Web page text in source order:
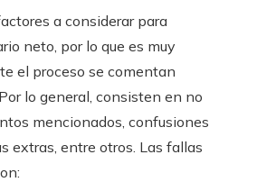
a considerar para
neto, por lo que es muy
el proceso se comentan
lo general, consisten en no
mencionados, confusiones
extras, entre otros. Las fallas